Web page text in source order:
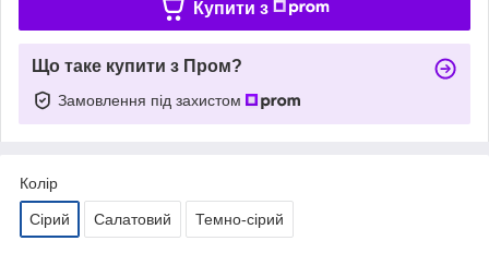
Купити з
Що таке купити з Пром?
Замовлення під захистом
Колір
Сірий Салатовий Темно-сірий